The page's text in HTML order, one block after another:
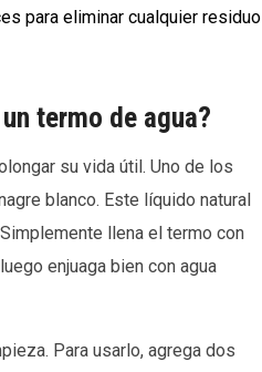
para eliminar cualquier residuo
termo de agua?
su vida útil. Uno de los
blanco. Este líquido natural
llena el termo con
enjuaga bien con agua
Para usarlo, agrega dos